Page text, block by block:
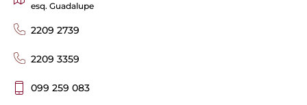
esq. Guadalupe
2209 2739
2209 3359
099 259 083